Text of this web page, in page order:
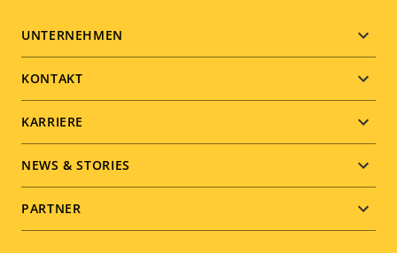
Footer
menu
UNTERNEHMEN
KONTAKT
KARRIERE
NEWS & STORIES
PARTNER